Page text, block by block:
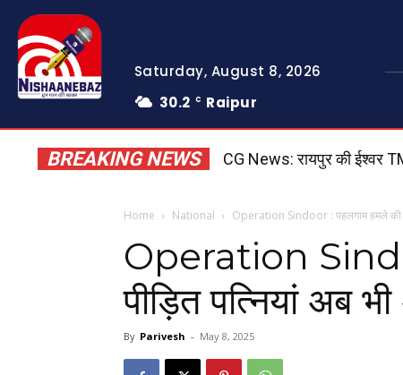
Saturday, August 8, 2026
30.2 C Raipur
BREAKING NEWS CG News: रायपुर की ईश्वर
Home National Operation Sindoor : पहलगाम हमले की
Operation
पीड़ित पत्नियां अब
By Parivesh - May 8, 2025